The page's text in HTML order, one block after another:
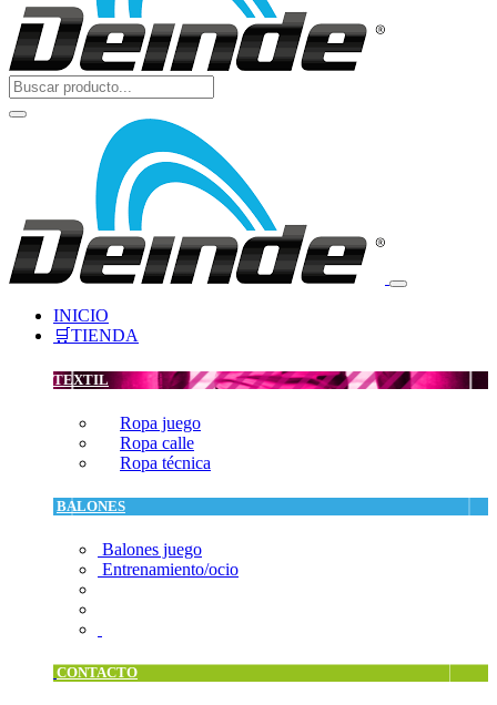
INICIO
🛒TIENDA
TEXTIL
Ropa juego
Ropa calle
Ropa técnica
BALONES
Balones juego
Entrenamiento/ocio
CONTACTO